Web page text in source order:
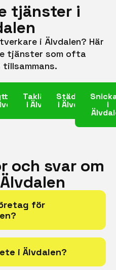
tjänster i
i Älvdalen? Här
tjänster som ofta
Takläggare
i Älvdalen
Städfirma
i Älvdalen i
och svar om
för
i Älvdalen?